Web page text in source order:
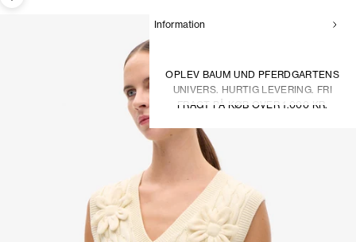
Information
OPLEV BAUM UND PFERDGARTENS
UNIVERS. HURTIG LEVERING. FRI
FRAGT PÅ KØB OVER 1.000 KR.
Zoom